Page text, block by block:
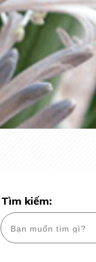
Tìm kiếm: